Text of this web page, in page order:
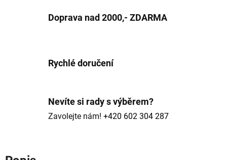
Doprava nad 2000,- ZDARMA
Rychlé doručení
Nevíte si rady s výběrem?
Zavolejte nám! +420 602 304 287